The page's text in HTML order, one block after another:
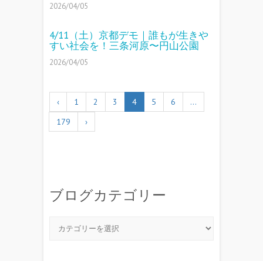
2026/04/05
4/11（土）京都デモ｜誰もが生きや
すい社会を！三条河原〜円山公園
2026/04/05
‹ 1 2 3 4 5 6
…
179
›
ブログカテゴリー